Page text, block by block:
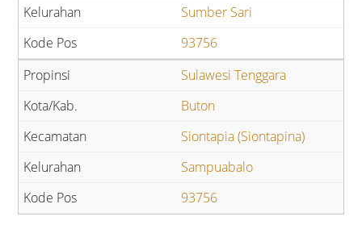
Sumber Sari
93756
Sulawesi Tenggara
Buton
Siontapia (Siontapina)
Sampuabalo
93756